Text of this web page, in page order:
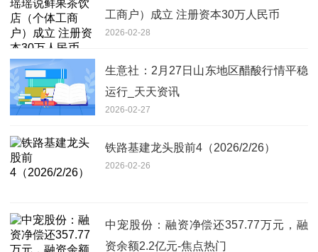
工商户）成立 注册资本30万人民币
2026-02-28
生意社：2月27日山东地区醋酸行情平稳
运行_天天资讯
2026-02-27
铁路基建龙头股前4（2026/2/26）
2026-02-26
中宠股份：融资净偿还357.77万元，融
资余额2.2亿元-焦点热门